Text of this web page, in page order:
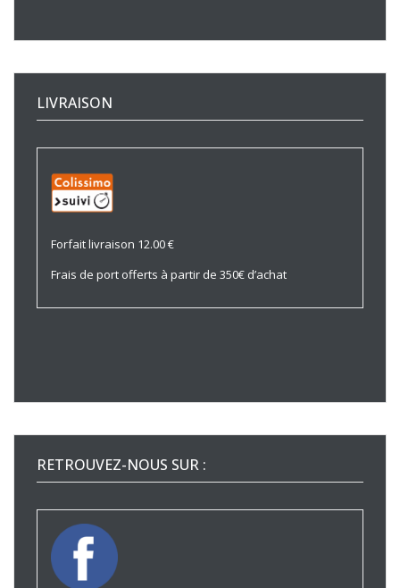
LIVRAISON
Forfait livraison 12.00 €
Frais de port offerts à partir de 350€ d’achat
RETROUVEZ-NOUS SUR :